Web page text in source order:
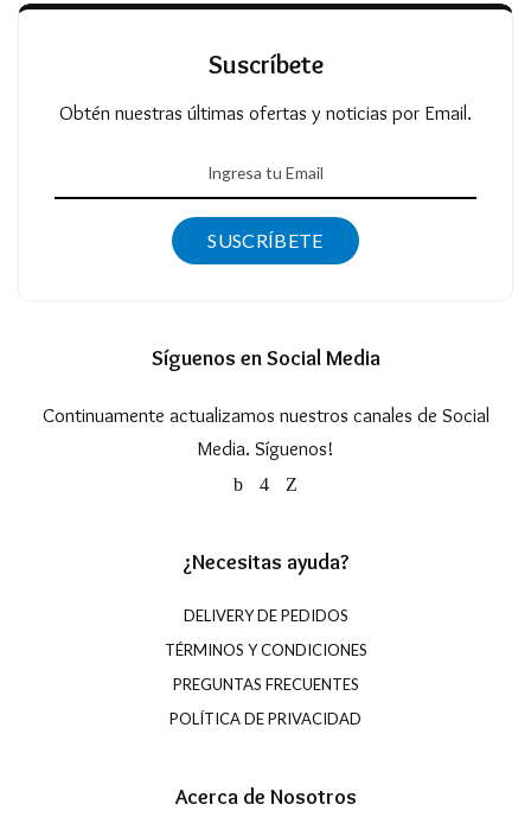
Suscríbete
Obtén nuestras últimas ofertas y noticias por Email.
SUSCRÍBETE
Síguenos en Social Media
Continuamente actualizamos nuestros canales de Social
Media. Síguenos!
¿Necesitas ayuda?
DELIVERY DE PEDIDOS
TÉRMINOS Y CONDICIONES
PREGUNTAS FRECUENTES
POLÍTICA DE PRIVACIDAD
Acerca de Nosotros